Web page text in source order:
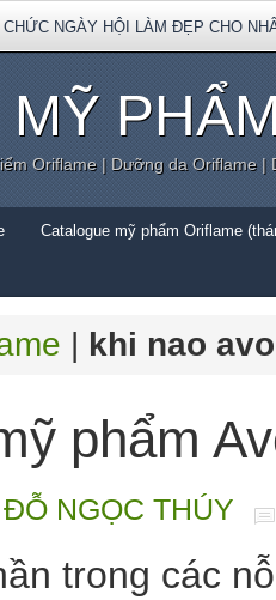
NGÀY HỘI LÀM ĐẸP CHO
MỸ
Oriflame | Dưỡng da Oriflame
Catalogue mỹ phẩm Oriflame
| khi nao
phẩm
ĐỖ NGỌC THÚY
trong các